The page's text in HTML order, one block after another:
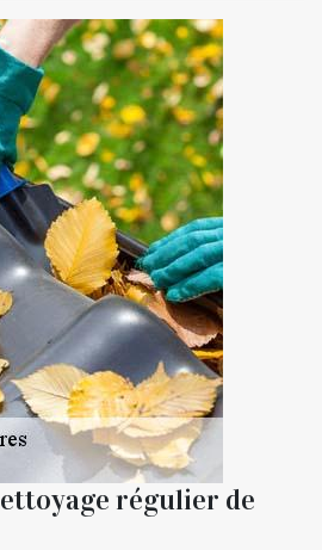
régulier de